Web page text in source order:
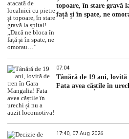
topoare, în stare gravă
față și în spate, ne
07:04
Tânără de 19 ani,
Fata avea căștile în
17:40, 07 Aug 2026